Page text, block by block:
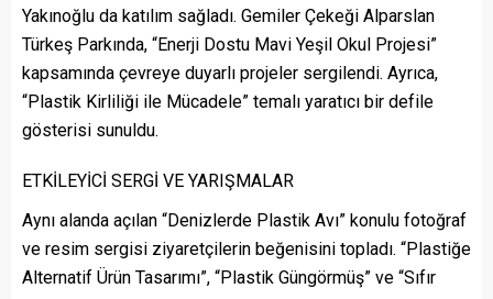
Yakınoğlu da katılım sağladı. Gemiler Çekeği Alparslan
Türkeş Parkında, “Enerji Dostu Mavi Yeşil Okul Projesi”
kapsamında çevreye duyarlı projeler sergilendi. Ayrıca,
“Plastik Kirliliği ile Mücadele” temalı yaratıcı bir defile
gösterisi sunuldu.
ETKİLEYİCİ SERGİ VE YARIŞMALAR
Aynı alanda açılan “Denizlerde Plastik Avı” konulu fotoğraf
ve resim sergisi ziyaretçilerin beğenisini topladı. “Plastiğe
Alternatif Ürün Tasarımı”, “Plastik Güngörmüş” ve “Sıfır